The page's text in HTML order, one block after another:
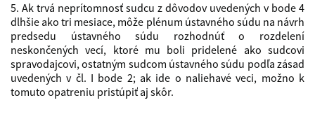
5. Ak trvá neprítomnosť sudcu z dôvodov uvedených v bode 4
dlhšie ako tri mesiace, môže plénum ústavného súdu na návrh
predsedu ústavného súdu rozhodnúť o rozdelení
neskončených vecí, ktoré mu boli pridelené ako sudcovi
spravodajcovi, ostatným sudcom ústavného súdu podľa zásad
uvedených v čl. I bode 2; ak ide o naliehavé veci, možno k
tomuto opatreniu pristúpiť aj skôr.